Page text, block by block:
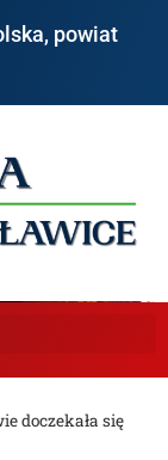
powiat
doczekała się